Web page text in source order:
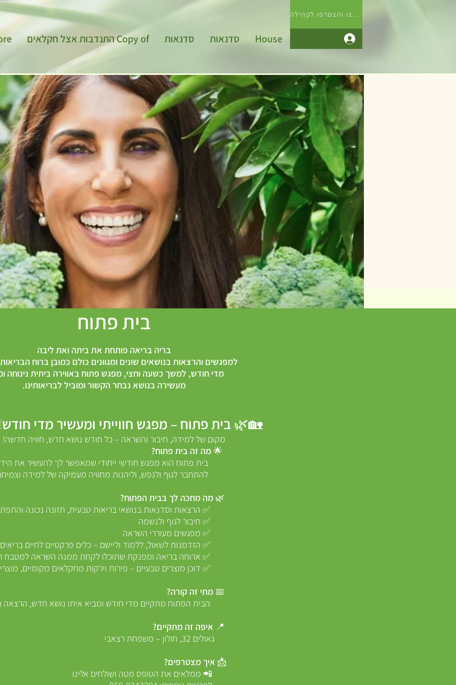
House סדנאות סדנאות Copy of התנדבות אצל חקלאים
לחצו והצטרפו לקהילה
בית פתוח
בריה בריאה פותחת את ביתה ואת ליבה
למפגשים והרצאות בנושאים שונים ומגוונים כולם כמובן ברוח
מדי חודש, למשך כשעה וחצי, מפגש פתוח באווירה ביתית נינוחה
מעשירה בנושא נבחר הקשור ומוביל לבריאותינו.
🏡🌿 בית פתוח – מפגש חווייתי ומעשיר מדי
מקום של למידה, חיבור והשראה – כל חודש נושא חדש, חוויה חדשה!
🌟 מה זה בית פתוח?
בית פתוח הוא מפגש חודשי ייחודי שמאפשר לך להעשיר את הידע
להתחבר לגוף ולנפש, וליהנות מחוויה מעמיקה של למידה וצמיחה – הכל
🌿 מה מחכה לך בבית הפתוח?
✅ הרצאות וסדנאות בנושאי בריאות טבעית, תזונה נכונה
✅ חיבור לגוף ולנשמה
✅ מפגשים מעוררי השראה
✅ הזדמנות לשאול, ללמוד וליישם – כלים פרקטיים לחיים בריאים
✅ ארוחה בריאה ומפנקת שתוכלו לקחת ממנה השראה למטבח
✅ דוכן מוצרים טבעיים – פירות וירקות מחקלאים מקומיים, מוצרי מזון
📅 מתי זה קורה?
הבית הפתוח מתקיים מדי חודש ומביא איתו נושא חדש, הרצאה חדשה
📍 איפה זה מתקיים?
גאולים 32, חולון – משפחת רצאבי
📩 איך מצטרפים?
📲 ממלאים את הטופס מטה ושולחים אלינו